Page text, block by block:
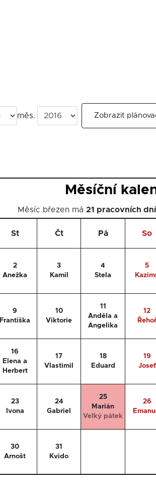
měs. Zobrazit
Měsíční
Měsíc březen má 21 pracovních dní
St Čt Pá So
2
Anežka
3
Kamil
4
Stela
5
9
Františka
10
Viktorie
11
Anděla a
Angelika
12
Řehoř
16
Elena a
Herbert
17
Vlastimil
18
Eduard
19
Josef
23
Ivona
24
Gabriel
25
Marián
Velký pátek
26
30
Arnošt
31
Kvido